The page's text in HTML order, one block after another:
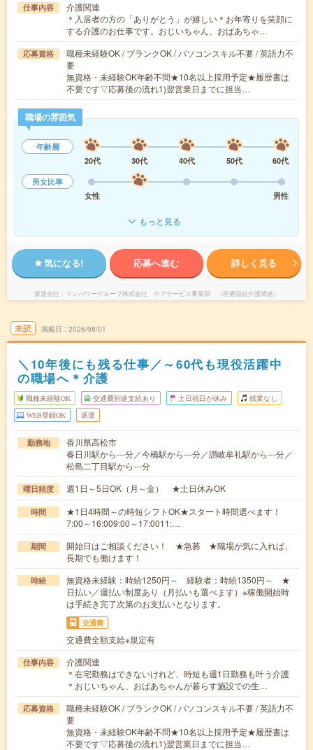
仕事内容
介護関連
＊入居者の方の「ありがとう」が嬉しい＊お年寄りを笑顔に
する介護のお仕事です。おじいちゃん、おばあちゃ…
応募資格
職種未経験OK / ブランクOK / パソコンスキル不要 / 英語力不
要
無資格・未経験OK年齢不問★10名以上採用予定★履歴書は
不要です▽応募後の流れ1)翌営業日までに担当…
職場の雰囲気
年齢層
20代
30代 40代 50代
60代
男女比率
女性
男性
もっと見る
気になる! 応募へ進む 詳しく見る
派遣会社 マンパワーグループ株式会社 ケアサービス事業部 （医療福祉介護関連）
未読 掲載日 2026/08/01
＼10年後にも残る仕事／～60代も現役活躍中
の職場へ＊介護
職種未経験OK 交通費別途支給あり 土日祝日が休み 残業なし
WEB登録OK 派遣
勤務地
香川県高松市
春日川駅から---分／今橋駅から---分／讃岐牟礼駅から---分／
松島二丁目駅から---分
曜日頻度 週1日～5日OK（月～金） ★土日休みOK
時間
★1日4時間～の時短シフトOK★スタート時間選べます！
7:00～16:009:00～17:0011:…
期間
開始日はご相談ください！ ★急募 ★職場が気に入れば、
長期でも働けます！
時給
無資格未経験：時給1250円～ 経験者：時給1350円～ ★
日払い／週払い制度あり（月払いも選べます）※稼働開始時
は手続き完了次第のお支払いとなります。
交通費
交通費全額支給※規定有
仕事内容
介護関連
＊在宅勤務はできないけれど、時短も週1日勤務も叶う介護
＊おじいちゃん、おばあちゃんが暮らす施設での生…
応募資格
職種未経験OK / ブランクOK / パソコンスキル不要 / 英語力不
要
無資格・未経験OK年齢不問★10名以上採用予定★履歴書は
不要です▽応募後の流れ1)翌営業日までに担当…